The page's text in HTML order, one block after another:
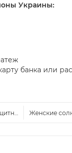
очки Ch 265 c1
Женские
Украины:
банка или